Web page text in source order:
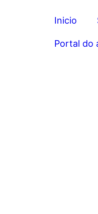
Inicio
Portal do